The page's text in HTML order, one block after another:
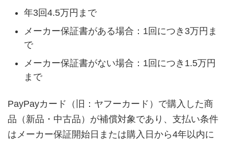
年3回4.5万円まで
メーカー保証書がある場合：1回につき3万円ま
で
メーカー保証書がない場合：1回につき1.5万円
まで
PayPayカード（旧：ヤフーカード）で購入した商
品（新品・中古品）が補償対象であり、支払い条件
はメーカー保証開始日または購入日から4年以内に